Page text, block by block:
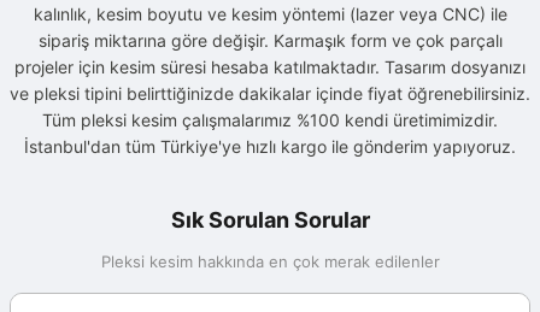
kalınlık, kesim boyutu ve kesim yöntemi (lazer veya CNC) ile
sipariş miktarına göre değişir. Karmaşık form ve çok parçalı
projeler için kesim süresi hesaba katılmaktadır. Tasarım dosyanızı
ve pleksi tipini belirttiğinizde dakikalar içinde fiyat öğrenebilirsiniz.
Tüm pleksi kesim çalışmalarımız %100 kendi üretimimizdir.
İstanbul'dan tüm Türkiye'ye hızlı kargo ile gönderim yapıyoruz.
Sık Sorulan Sorular
Pleksi kesim hakkında en çok merak edilenler